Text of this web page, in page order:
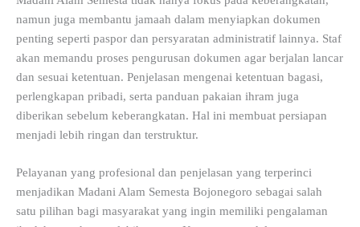
namun juga membantu jamaah dalam menyiapkan dokumen
penting seperti paspor dan persyaratan administratif lainnya. Staf
akan memandu proses pengurusan dokumen agar berjalan lancar
dan sesuai ketentuan. Penjelasan mengenai ketentuan bagasi,
perlengkapan pribadi, serta panduan pakaian ihram juga
diberikan sebelum keberangkatan. Hal ini membuat persiapan
menjadi lebih ringan dan terstruktur.
Pelayanan yang profesional dan penjelasan yang terperinci
menjadikan Madani Alam Semesta Bojonegoro sebagai salah
satu pilihan bagi masyarakat yang ingin memiliki pengalaman